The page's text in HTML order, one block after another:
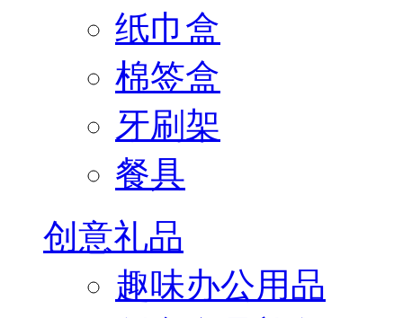
纸巾盒
棉签盒
牙刷架
餐具
创意礼品
趣味办公用品